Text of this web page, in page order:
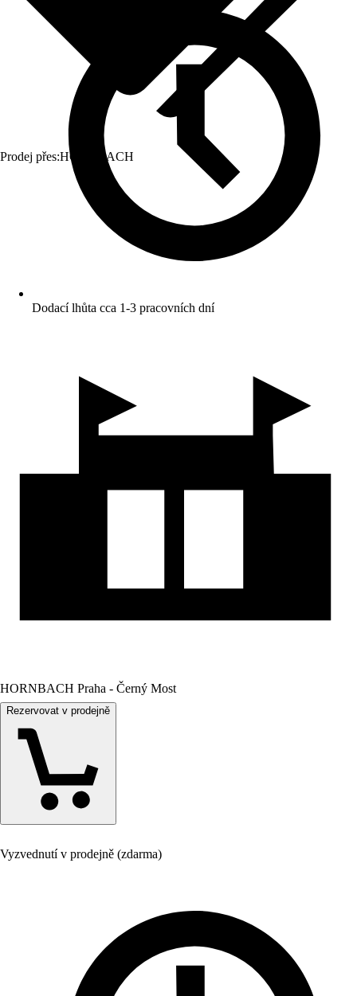
Prodej přes:HORNBACH
Dodací lhůta cca 1-3 pracovních dní
HORNBACH Praha - Černý Most
Rezervovat v prodejně
Vyzvednutí v prodejně (zdarma)